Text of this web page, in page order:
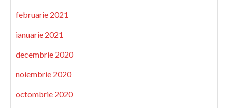
februarie 2021
ianuarie 2021
decembrie 2020
noiembrie 2020
octombrie 2020